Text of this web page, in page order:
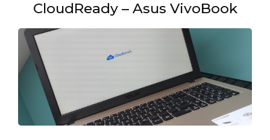
CloudReady – Asus VivoBook